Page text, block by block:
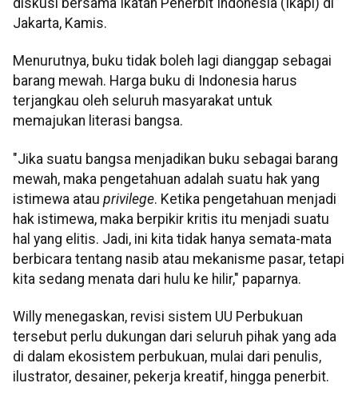
diskusi bersama Ikatan Penerbit Indonesia (Ikapi) di
Jakarta, Kamis.
Menurutnya, buku tidak boleh lagi dianggap sebagai
barang mewah. Harga buku di Indonesia harus
terjangkau oleh seluruh masyarakat untuk
memajukan literasi bangsa.
"Jika suatu bangsa menjadikan buku sebagai barang
mewah, maka pengetahuan adalah suatu hak yang
istimewa atau privilege. Ketika pengetahuan menjadi
hak istimewa, maka berpikir kritis itu menjadi suatu
hal yang elitis. Jadi, ini kita tidak hanya semata-mata
berbicara tentang nasib atau mekanisme pasar, tetapi
kita sedang menata dari hulu ke hilir," paparnya.
Willy menegaskan, revisi sistem UU Perbukuan
tersebut perlu dukungan dari seluruh pihak yang ada
di dalam ekosistem perbukuan, mulai dari penulis,
ilustrator, desainer, pekerja kreatif, hingga penerbit.